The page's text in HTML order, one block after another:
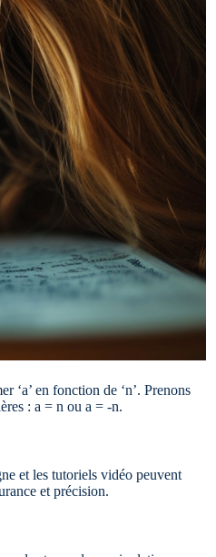
‘a’ en fonction de ‘n’. Prenons
: a = n ou a = -n.
et les tutoriels vidéo peuvent
et précision.